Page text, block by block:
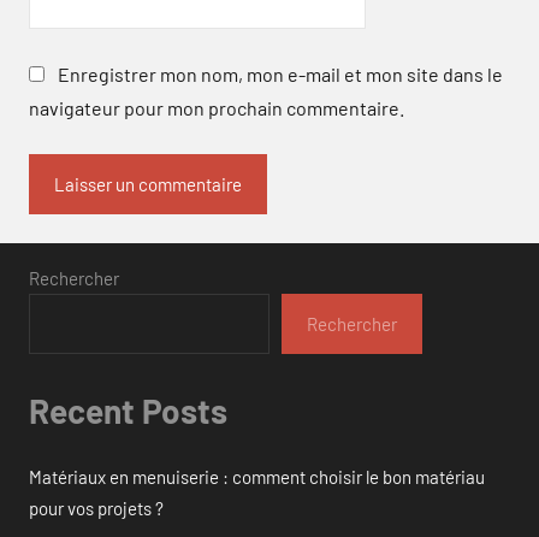
Enregistrer mon nom, mon e-mail et mon site dans le
navigateur pour mon prochain commentaire.
Rechercher
Rechercher
Recent Posts
Matériaux en menuiserie : comment choisir le bon matériau
pour vos projets ?